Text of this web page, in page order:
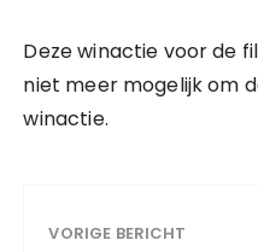
Deze winactie voor de
niet meer mogelijk om
winactie.
VORIGE BERICHT